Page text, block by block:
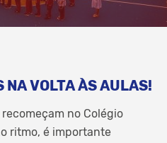
VOLTA ÀS AULAS!
no Colégio
ritmo, é importante